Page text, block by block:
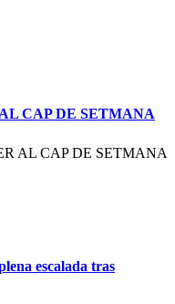
CAP DE SETMANA
AL CAP DE SETMANA
escalada tras